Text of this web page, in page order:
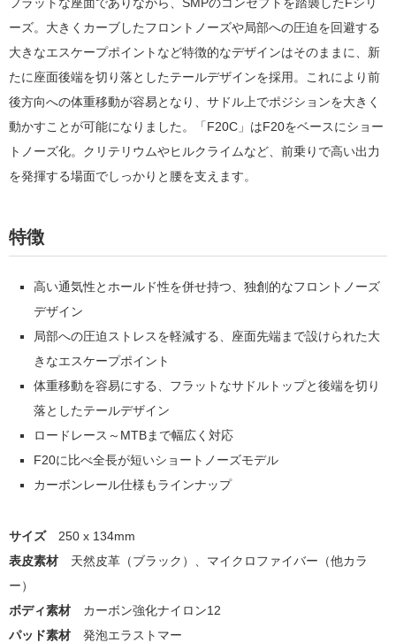
ーズ。大きくカーブしたフロントノーズや局部への圧迫を回避する
大きなエスケープポイントなど特徴的なデザインはそのままに、新
たに座面後端を切り落としたテールデザインを採用。これにより前
後方向への体重移動が容易となり、サドル上でポジションを大きく
動かすことが可能になりました。「F20C」はF20をベースにショー
トノーズ化。クリテリウムやヒルクライムなど、前乗りで高い出力
を発揮する場面でしっかりと腰を支えます。
特徴
高い通気性とホールド性を併せ持つ、独創的なフロントノーズ
デザイン
局部への圧迫ストレスを軽減する、座面先端まで設けられた大
きなエスケープポイント
体重移動を容易にする、フラットなサドルトップと後端を切り
落としたテールデザイン
ロードレース～MTBまで幅広く対応
F20に比べ全長が短いショートノーズモデル
カーボンレール仕様もラインナップ
サイズ250 x 134mm
表皮素材 天然皮革（ブラック）、マイクロファイバー（他カラ
ー）
ボディ素材 カーボン強化ナイロン12
パッド素材 発泡エラストマー